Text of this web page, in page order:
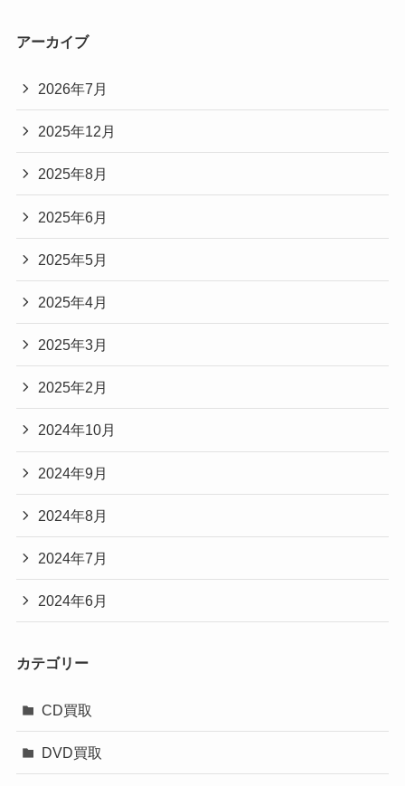
アーカイブ
2026年7月
2025年12月
2025年8月
2025年6月
2025年5月
2025年4月
2025年3月
2025年2月
2024年10月
2024年9月
2024年8月
2024年7月
2024年6月
カテゴリー
CD買取
DVD買取